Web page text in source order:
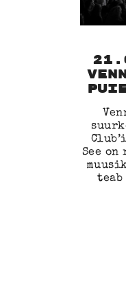
See
teab